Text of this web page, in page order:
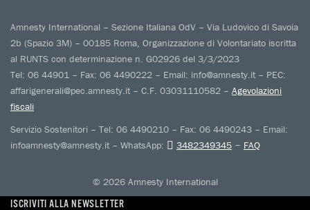
ISCRIVITI ALLA NEWSLETTER
Amnesty International – Sezione Italiana OdV – Via Ludovico di Savoia
2b (Spazio 3M) – 00185 Roma, Organizzazione di Volontariato iscritta
al RUNTS con determinazione n. G02926 del 3/3/2023
Tel: 06 44901 – Fax: 06 4490222 – Email: info@amnesty.it – PEC:
affarigenerali@pec.amnesty.it – C.F. 03031110582 – Agevolazioni
fiscali
Servizio Sostenitori – Tel: 06 4490210 – Fax: 06 4490243 – Email:
infoamnesty@amnesty.it – WhatsApp:
3482349345 – FAQ
© 2026 Amnesty International